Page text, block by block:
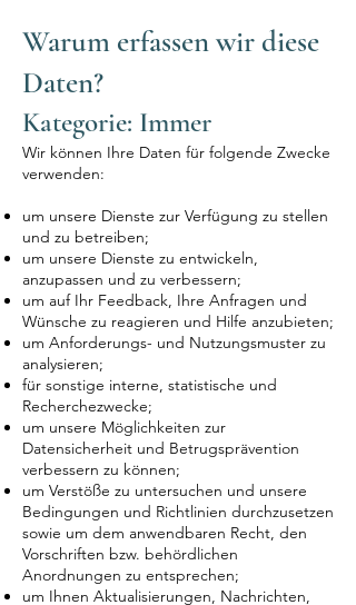
Warum erfassen wir diese
Daten?
Kategorie: Immer
Wir können Ihre Daten für folgende Zwecke
verwenden:
um unsere Dienste zur Verfügung zu stellen
und zu betreiben;
um unsere Dienste zu entwickeln,
anzupassen und zu verbessern;
um auf Ihr Feedback, Ihre Anfragen und
Wünsche zu reagieren und Hilfe anzubieten;
um Anforderungs- und Nutzungsmuster zu
analysieren;
für sonstige interne, statistische und
Recherchezwecke;
um unsere Möglichkeiten zur
Datensicherheit und Betrugsprävention
verbessern zu können;
um Verstöße zu untersuchen und unsere
Bedingungen und Richtlinien durchzusetzen
sowie um dem anwendbaren Recht, den
Vorschriften bzw. behördlichen
Anordnungen zu entsprechen;
um Ihnen Aktualisierungen, Nachrichten,